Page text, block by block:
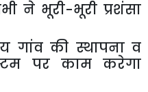
ने भूरी-भूरी प्रशंसा
गांव की स्थापना व
पर काम करेगा